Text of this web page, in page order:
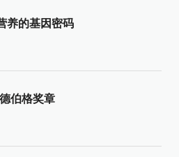
养的基因密码
伯格奖章